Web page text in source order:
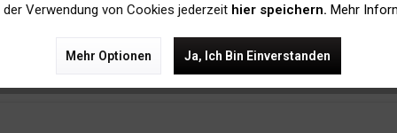
Verwendung von Cookies jederzeit hier speichern. Mehr
Mehr Optionen Ja, Ich Bin Einverstanden